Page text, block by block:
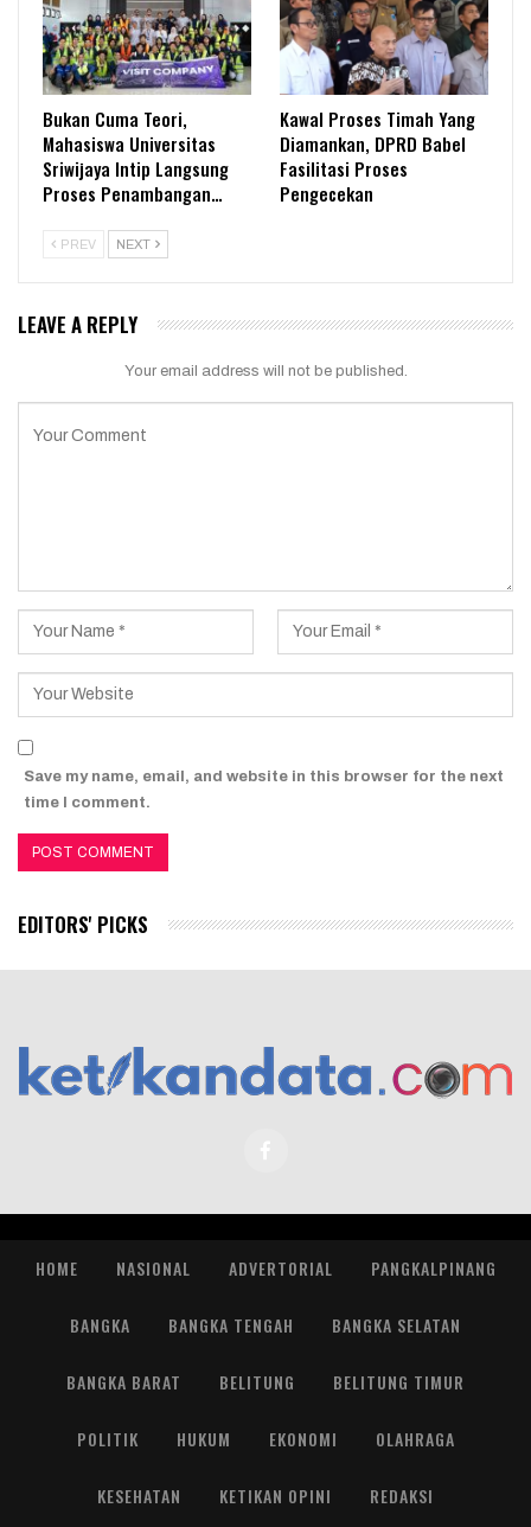
Bukan Cuma Teori,
Mahasiswa Universitas
Sriwijaya Intip Langsung
Proses Penambangan…
Kawal Proses Timah Yang
Diamankan, DPRD Babel
Fasilitasi Proses
Pengecekan
PREV NEXT
LEAVE A REPLY
Your email address will not be published.
Save my name, email, and website in this browser for the next
time I comment.
EDITORS' PICKS
HOME NASIONAL ADVERTORIAL PANGKALPINANG
BANGKA BANGKA TENGAH BANGKA SELATAN
BANGKA BARAT BELITUNG BELITUNG TIMUR
POLITIK HUKUM EKONOMI OLAHRAGA
KESEHATAN KETIKAN OPINI REDAKSI